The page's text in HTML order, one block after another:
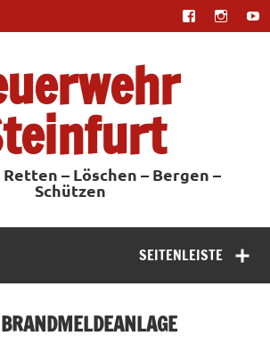
– Löschen – Bergen –
Schützen
SEITENLEISTE